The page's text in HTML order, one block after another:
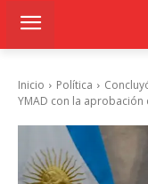
Inicio Política
YMAD con la aprobación